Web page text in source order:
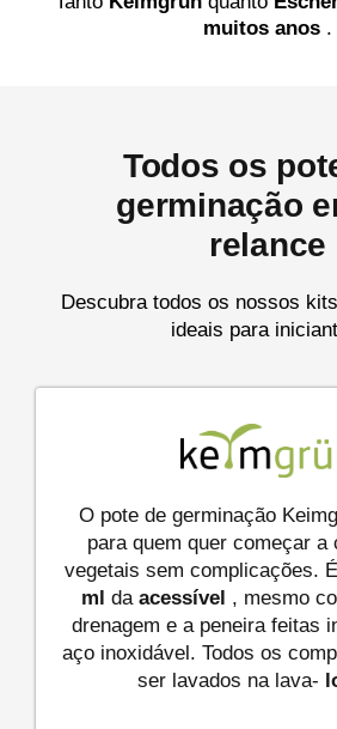
muitos anos .
Todos os
germinação
relance
Descubra todos os nossos
ideais para
O pote de germinação
para quem quer começar a
vegetais sem complicações.
ml da acessível , mesmo
drenagem e a peneira feitas
aço inoxidável. Todos os
ser lavados na lava-